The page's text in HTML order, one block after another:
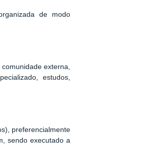
de modo
externa,
estudos,
preferencialmente
sendo executado a